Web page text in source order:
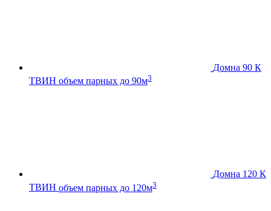
Домна 90 К
ТВИН объем парных до 90м3
Домна 120 К
ТВИН объем парных до 120м3